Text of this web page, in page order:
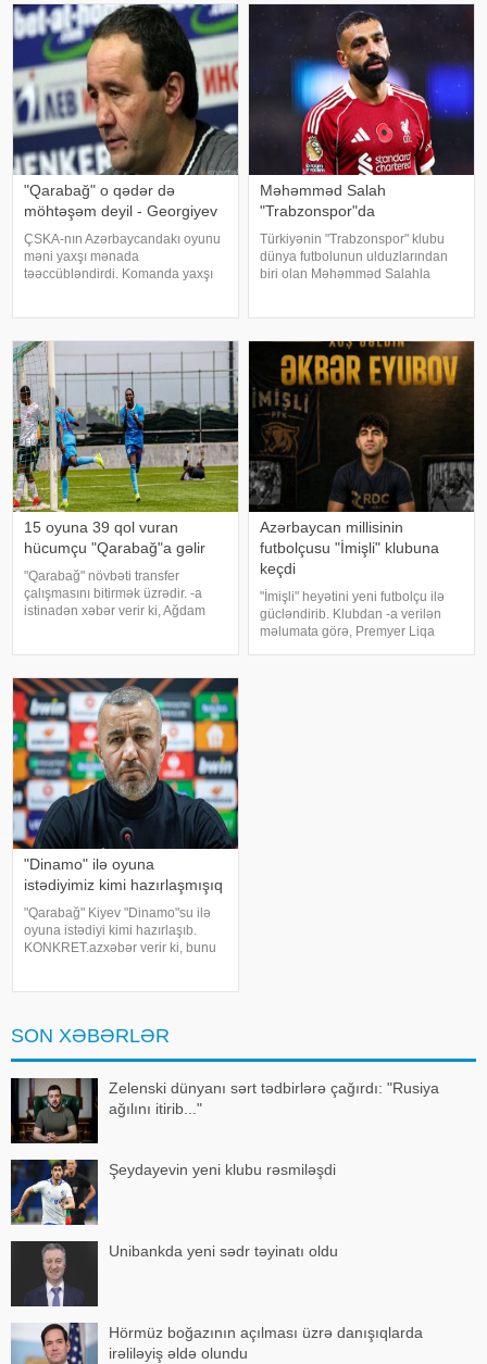
müddəti başa çatdıqdan sonra
Reşfor
müqavilə imzalayıb. Razılaşmay
"Qarabağ" o qədər də
möhtəşəm deyil - Georgiyev
ÇSKA-nın Azərbaycandakı oyunu
məni yaxşı mənada
təəccübləndirdi. Komanda yaxşı
altında cəhənnəm idi. KONKRET.
-a istinadə
Məhəmməd Salah
"Trabzonspor"da
Türkiyənin "Trabzonspor" klubu
dünya futbolunun ulduzlarından
biri olan Məhəmməd Salahla
transferi yekunlaşdırıb. Məlumat
15 oyuna 39 qol vuran
hücumçu "Qarabağ"a gəlir
"Qarabağ" növbəti transfer
çalışmasını bitirmək üzrədir. -a
istinadən xəbər verir ki, Ağdam
gedir. "Köhlən atlar"
Azərbaycan millisinin
futbolçusu "İmişli" klubuna
keçdi
"İmişli" heyətini yeni futbolçu ilə
gücləndirib. Klubdan -a verilən
məlumata görə, Premyer Liqa
"Dinamo" ilə oyuna
istədiyimiz kimi hazırlaşmışıq
"Qarabağ" Kiyev "Dinamo"su ilə
oyuna istədiyi kimi hazırlaşıb.
KONKRET.azxəbər verir ki, bunu
SON XƏBƏRLƏR
Zelenski dünyanı sərt tədbirlərə çağırdı: "Rusiya
ağılını itirib..."
Şeydayevin yeni klubu rəsmiləşdi
Unibankda yeni sədr təyinatı oldu
Hörmüz boğazının açılması üzrə danışıqlarda
irəliləyiş əldə olundu